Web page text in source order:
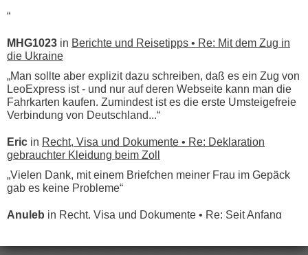
“
MHG1023 in Berichte und Reisetipps • Re: Mit dem Zug in
die Ukraine
„Man sollte aber explizit dazu schreiben, daß es ein Zug von
LeoExpress ist - und nur auf deren Webseite kann man die
Fahrkarten kaufen. Zumindest ist es die erste Umsteigefreie
Verbindung von Deutschland...“
Eric in Recht, Visa und Dokumente • Re: Deklaration
gebrauchter Kleidung beim Zoll
„Vielen Dank, mit einem Briefchen meiner Frau im Gepäck
gab es keine Probleme“
Anuleb in Recht, Visa und Dokumente • Re: Seit Anfang